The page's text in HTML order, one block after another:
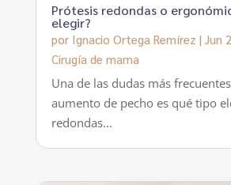
Prótesis redondas o
elegir?
por Ignacio Ortega Remírez | Jun
Cirugía de mama
Una de las dudas más
aumento de pecho es qué tipo
redondas...